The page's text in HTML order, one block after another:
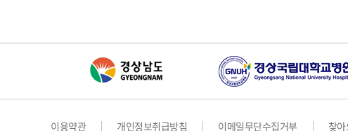
이용약관 개인정보취급방침 이메일무단수집거부 찾